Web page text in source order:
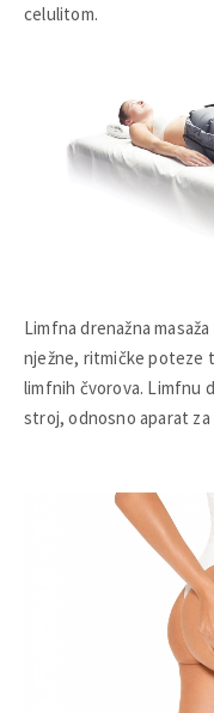
celulitom.
Limfna drenažna
nježne, ritmičke poteze
limfnih čvorova. Limfnu
stroj, odnosno aparat